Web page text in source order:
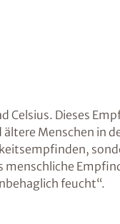
Dieses
Menschen in
feucht“.